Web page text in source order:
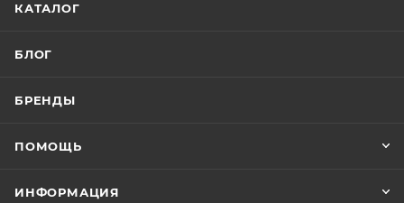
КАТАЛОГ
БЛОГ
БРЕНДЫ
ПОМОЩЬ
ИНФОРМАЦИЯ